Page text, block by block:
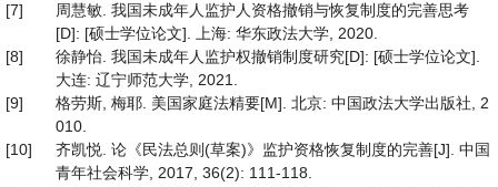
[7]
周慧敏. 我国未成年人监护人资格撤销与恢复制度的完善思考
[D]: [硕士学位论文]. 上海: 华东政法大学, 2020.
[8]
徐静怡. 我国未成年人监护权撤销制度研究[D]: [硕士学位论文].
大连: 辽宁师范大学, 2021.
[9]
格劳斯, 梅耶. 美国家庭法精要[M]. 北京: 中国政法大学出版社, 2
010.
[10]
齐凯悦. 论《民法总则(草案)》监护资格恢复制度的完善[J]. 中国
青年社会科学, 2017, 36(2): 111-118.